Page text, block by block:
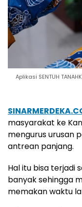
Aplikasi SENTUH
masyarakat ke
mengurusurusan
antrean panjang.
Halitu bisa terjadi
banyaksehingga
memakanwaktu